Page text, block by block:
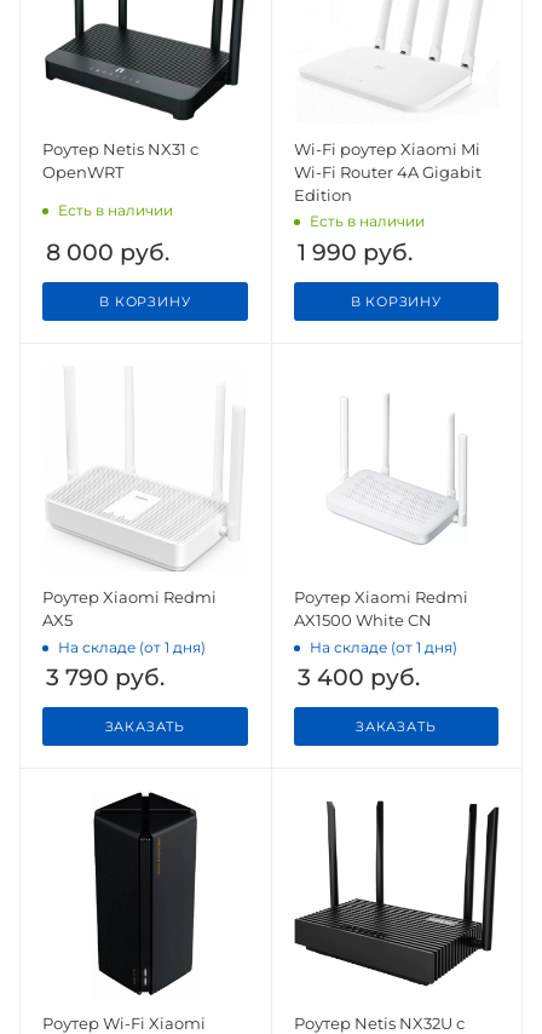
Роутер Netis NX31 с
OpenWRT
Есть в наличии
8 000 руб.
В КОРЗИНУ
Wi-Fi роутер Xiaomi Mi
Wi-Fi Router 4A Gigabit
Edition
Есть в наличии
1 990 руб.
В КОРЗИНУ
Роутер Xiaomi Redmi
AX5
На складе (от 1 дня)
3 790 руб.
ЗАКАЗАТЬ
Роутер Xiaomi Redmi
AX1500 White CN
На складе (от 1 дня)
3 400 руб.
ЗАКАЗАТЬ
Роутер Wi-Fi Xiaomi
Роутер Netis NX32U с